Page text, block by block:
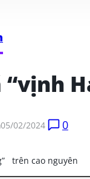
05/02/2024 0